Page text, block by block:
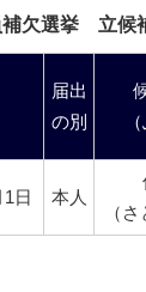
補欠選挙 立候
届出
の別
日 本人
（